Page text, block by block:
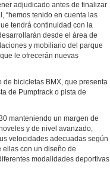
adjudicado antes de finalizar
“hemos tenido en cuenta las
tendrá continuidad con la
desde el área de
y mobiliario del parque
le ofrecerán nuevas
bicicletas BMX, que presenta
de Pumptrack o pista de
manteniendo un margen de
y de nivel avanzado,
velocidades adecuadas según
ellas con un diseño de
modalidades deportivas